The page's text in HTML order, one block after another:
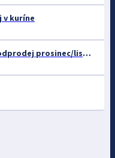
v kuríne
Slepice z klecového chovu - odprodej prosinec/listopad